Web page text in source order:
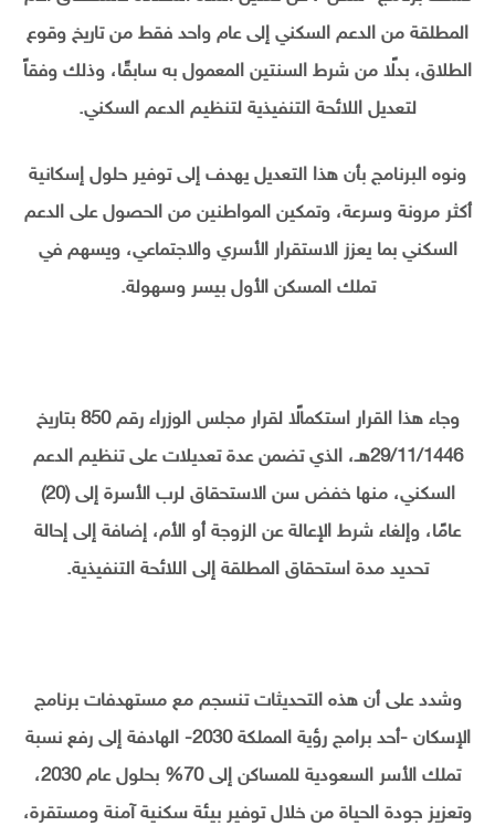
المطلقة من الدعم السكني إلى عام واحد فقط من تاريخ وقوع
الطلاق، بدلًا من شرط السنتين المعمول به سابقًا، وذلك وفقاً
لتعديل اللائحة التنفيذية لتنظيم الدعم السكني.
ونوه البرنامج بأن هذا التعديل يهدف إلى توفير حلول إسكانية
أكثر مرونة وسرعة، وتمكين المواطنين من الحصول على الدعم
السكني بما يعزز الاستقرار الأسري والاجتماعي، ويسهم في
تملك المسكن الأول بيسر وسهولة.
وجاء هذا القرار استكمالًا لقرار مجلس الوزراء رقم 850 بتاريخ
29/11/1446هـ، الذي تضمن عدة تعديلات على تنظيم الدعم
السكني، منها خفض سن الاستحقاق لرب الأسرة إلى (20)
عامًا، وإلغاء شرط الإعالة عن الزوجة أو الأم، إضافة إلى إحالة
تحديد مدة استحقاق المطلقة إلى اللائحة التنفيذية.
وشدد على أن هذه التحديثات تنسجم مع مستهدفات برنامج
الإسكان -أحد برامج رؤية المملكة 2030- الهادفة إلى رفع نسبة
تملك الأسر السعودية للمساكن إلى 70% بحلول عام 2030،
وتعزيز جودة الحياة من خلال توفير بيئة سكنية آمنة ومستقرة،